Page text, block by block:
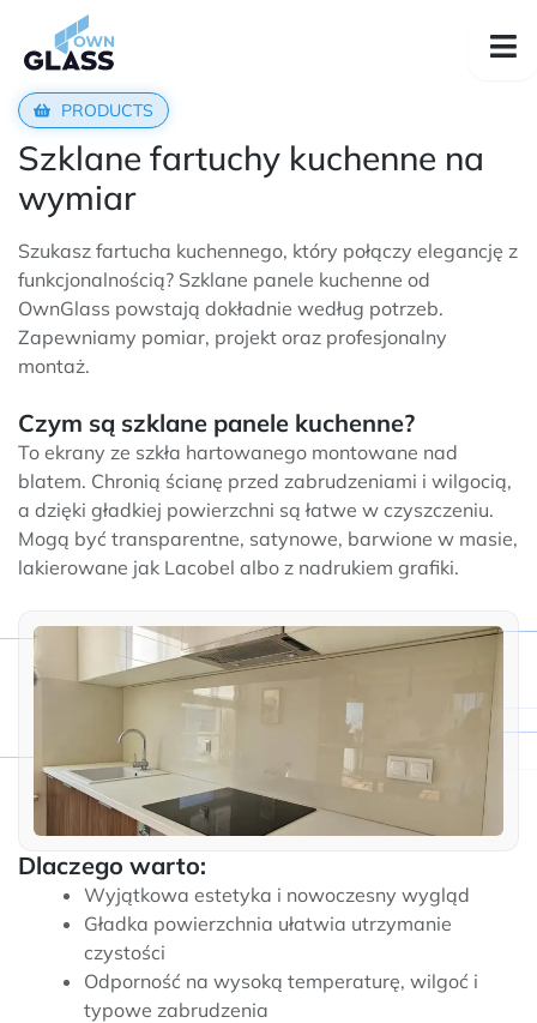
PRODUCTS
Szklane fartuchy kuchenne na
wymiar
Szukasz fartucha kuchennego, który połączy elegancję z
funkcjonalnością? Szklane panele kuchenne od
OwnGlass powstają dokładnie według potrzeb.
Zapewniamy pomiar, projekt oraz profesjonalny
montaż.
Czym są szklane panele kuchenne?
To ekrany ze szkła hartowanego montowane nad
blatem. Chronią ścianę przed zabrudzeniami i wilgocią,
a dzięki gładkiej powierzchni są łatwe w czyszczeniu.
Mogą być transparentne, satynowe, barwione w masie,
lakierowane jak Lacobel albo z nadrukiem grafiki.
Dlaczego warto:
Wyjątkowa estetyka i nowoczesny wygląd
Gładka powierzchnia ułatwia utrzymanie
czystości
Odporność na wysoką temperaturę, wilgoć i
typowe zabrudzenia